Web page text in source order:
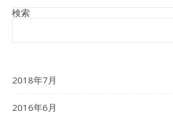
検索
2018年7月
2016年6月